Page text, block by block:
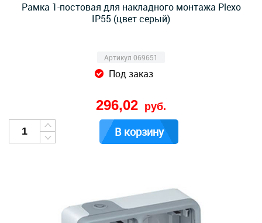
Рамка 1-постовая для накладного монтажа Plexo
IP55 (цвет серый)
Артикул 069651
Под заказ
296,02 руб.
В корзину